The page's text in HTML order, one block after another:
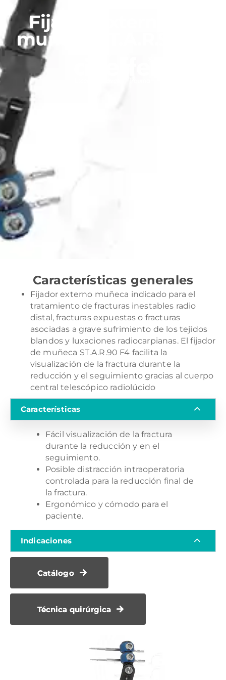
Fijador externo de
muñeca ST.A.R.90 F4
Características generales
Fijador externo muñeca indicado para el
tratamiento de fracturas inestables radio
distal, fracturas expuestas o fracturas
asociadas a grave sufrimiento de los tejidos
blandos y luxaciones radiocarpianas. El fijador
de muñeca ST.A.R.90 F4 facilita la
visualización de la fractura durante la
reducción y el seguimiento gracias al cuerpo
central telescópico radiolúcido
Características
Fácil visualización de la fractura
durante la reducción y en el
seguimiento.
Posible distracción intraoperatoria
controlada para la reducción final de
la fractura.
Ergonómico y cómodo para el
paciente.
Indicaciones
Catálogo
Técnica quirúrgica